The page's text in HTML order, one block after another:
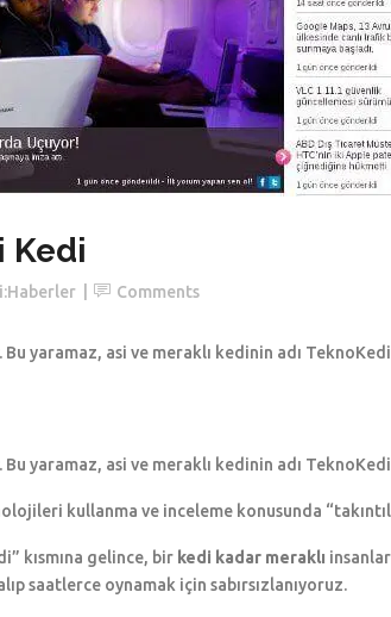
Kedi
Haberler Comments
yaramaz, asi ve meraklı kedinin adı
yaramaz, asi ve meraklı kedinin adı
kullanma ve inceleme konusunda
kısmına gelince, bir kedi kadar meraklı
saatlerce oynamak için sabırsızlanıyoruz.